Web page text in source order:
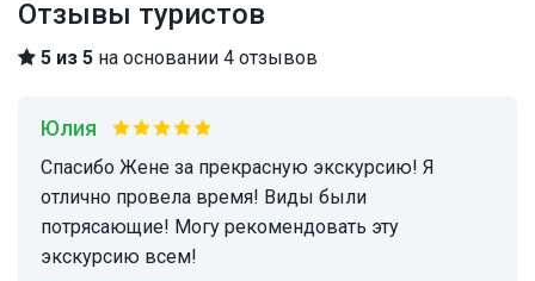
Отзывы туристов
5 из 5 на основании 4 отзывов
Юлия
Спасибо Жене за прекрасную экскурсию! Я
отлично провела время! Виды были
потрясающие! Могу рекомендовать эту
экскурсию всем!